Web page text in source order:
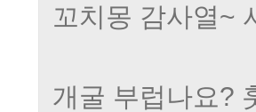
꼬치몽 감사열~
개굴 부럽나요?